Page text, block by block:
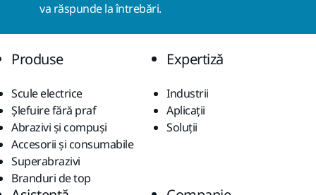
va răspunde la întrebări.
Produse
Scule electrice
Șlefuire fără praf
Abrazivi și compuși
Accesorii și consumabile
Superabrazivi
Branduri de top
Expertiză
Industrii
Aplicații
Soluții